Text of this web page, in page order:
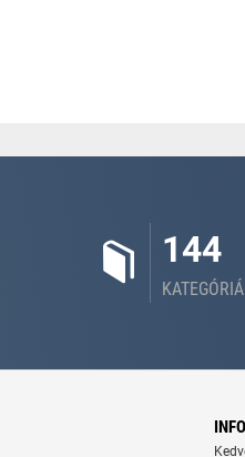
144